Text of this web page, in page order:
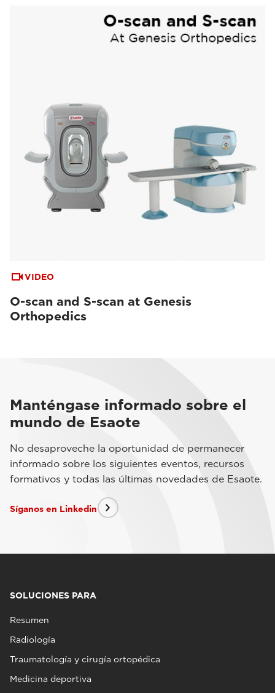
VIDEO
O-scan and S-scan at Genesis
Orthopedics
Manténgase informado sobre el
mundo de Esaote
No desaproveche la oportunidad de permanecer
informado sobre los siguientes eventos, recursos
formativos y todas las últimas novedades de Esaote.
Síganos en Linkedin
SOLUCIONES PARA
Resumen
Radiología
Traumatología y cirugía ortopédica
Medicina deportiva